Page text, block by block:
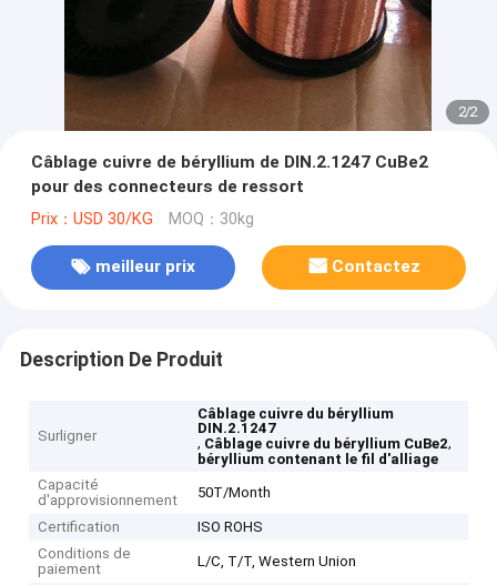
2/2
Câblage cuivre de béryllium de DIN.2.1247 CuBe2
pour des connecteurs de ressort
Prix：USD 30/KG MOQ：30kg
meilleur prix Contactez
Description De Produit
Surligner
Câblage cuivre du béryllium
DIN.2.1247
, Câblage cuivre du béryllium CuBe2,
béryllium contenant le fil d'alliage
Capacité
d'approvisionnement
50T/Month
Certification
ISO ROHS
Conditions de
paiement
L/C, T/T, Western Union